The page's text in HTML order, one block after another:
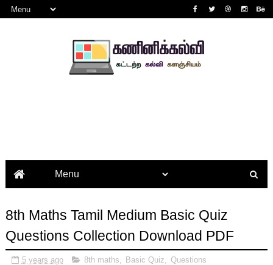
8th Maths Tamil Medium Basic Quiz
Questions Collection Download PDF
5 years ago 8th maths Basic Quiz Questions